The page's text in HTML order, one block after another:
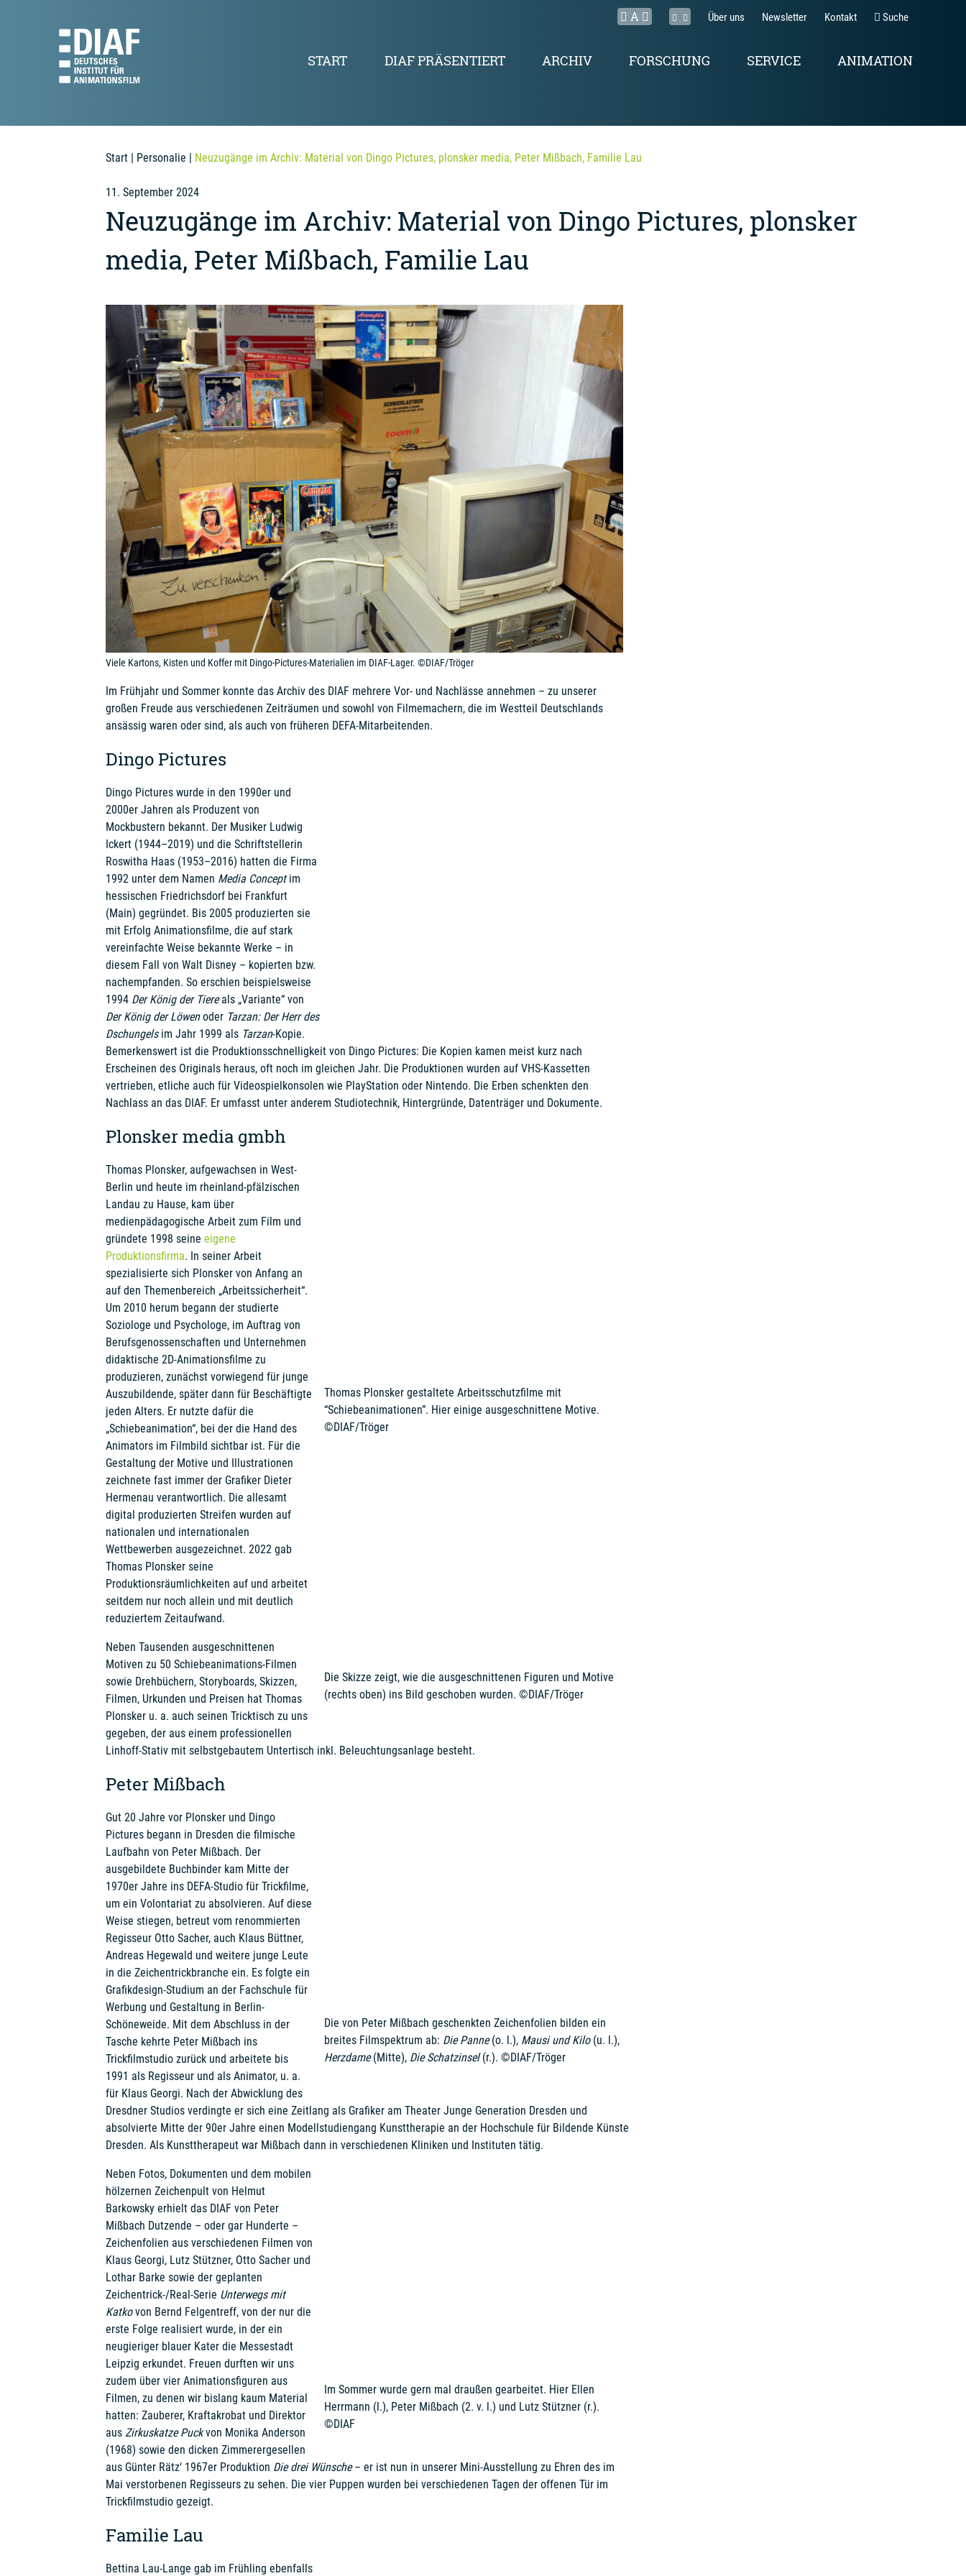
A Über uns Newsletter Kontakt Suche
START DIAF PRÄSENTIERT ARCHIV FORSCHUNG SERVICE ANIMATION
Start | Personalie | Neuzugänge im Archiv: Material von Dingo Pictures, plonsker media, Peter Mißbach, Familie Lau
11. September 2024
Neuzugänge im Archiv: Material von Dingo Pictures, plonsker
media, Peter Mißbach, Familie Lau
Viele Kartons, Kisten und Koffer mit Dingo-Pictures-Materialien im DIAF-Lager. ©DIAF/Tröger
Im Frühjahr und Sommer konnte das Archiv des DIAF mehrere Vor- und Nachlässe annehmen – zu unserer
großen Freude aus verschiedenen Zeiträumen und sowohl von Filmemachern, die im Westteil Deutschlands
ansässig waren oder sind, als auch von früheren DEFA-Mitarbeitenden.
Dingo Pictures
Dingo Pictures wurde in den 1990er und
2000er Jahren als Produzent von
Mockbustern bekannt. Der Musiker Ludwig
Ickert (1944–2019) und die Schriftstellerin
Roswitha Haas (1953–2016) hatten die Firma
1992 unter dem Namen Media Conceptim
hessischen Friedrichsdorf bei Frankfurt
(Main) gegründet. Bis 2005 produzierten sie
mit Erfolg Animationsfilme, die auf stark
vereinfachte Weise bekannte Werke – in
diesem Fall von Walt Disney – kopierten bzw.
nachempfanden. So erschien beispielsweise
1994 Der König der Tiereals „Variante“ von
Der König der Löwenoder Tarzan: Der Herr des
Dschungelsim Jahr 1999 als Tarzan-Kopie.
Bemerkenswert ist die Produktionsschnelligkeit von Dingo Pictures: Die Kopien kamen meist kurz nach
Erscheinen des Originals heraus, oft noch im gleichen Jahr. Die Produktionen wurden auf VHS-Kassetten
vertrieben, etliche auch für Videospielkonsolen wie PlayStation oder Nintendo. Die Erben schenkten den
Nachlass an das DIAF. Er umfasst unter anderem Studiotechnik, Hintergründe, Datenträger und Dokumente.
Plonsker media gmbh
Thomas Plonsker gestaltete Arbeitsschutzfilme mit
“Schiebeanimationen”. Hier einige ausgeschnittene Motive.
©DIAF/Tröger
Die Skizze zeigt, wie die ausgeschnittenen Figuren und Motive
(rechts oben) ins Bild geschoben wurden. ©DIAF/Tröger
Thomas Plonsker, aufgewachsen in West-
Berlin und heute im rheinland-pfälzischen
Landau zu Hause, kam über
medienpädagogische Arbeit zum Film und
gründete 1998 seine eigene
Produktionsfirma. In seiner Arbeit
spezialisierte sich Plonsker von Anfang an
auf den Themenbereich „Arbeitssicherheit“.
Um 2010 herum begann der studierte
Soziologe und Psychologe, im Auftrag von
Berufsgenossenschaften und Unternehmen
didaktische 2D-Animationsfilme zu
produzieren, zunächst vorwiegend für junge
Auszubildende, später dann für Beschäftigte
jeden Alters. Er nutzte dafür die
„Schiebeanimation“, bei der die Hand des
Animators im Filmbild sichtbar ist. Für die
Gestaltung der Motive und Illustrationen
zeichnete fast immer der Grafiker Dieter
Hermenau verantwortlich. Die allesamt
digital produzierten Streifen wurden auf
nationalen und internationalen
Wettbewerben ausgezeichnet. 2022 gab
Thomas Plonsker seine
Produktionsräumlichkeiten auf und arbeitet
seitdem nur noch allein und mit deutlich
reduziertem Zeitaufwand.
Neben Tausenden ausgeschnittenen
Motiven zu 50 Schiebeanimations-Filmen
sowie Drehbüchern, Storyboards, Skizzen,
Filmen, Urkunden und Preisen hat Thomas
Plonsker u. a. auch seinen Tricktisch zu uns
gegeben, der aus einem professionellen
Linhoff-Stativ mit selbstgebautem Untertisch inkl. Beleuchtungsanlage besteht.
Peter Mißbach
Die von Peter Mißbach geschenkten Zeichenfolien bilden ein
breites Filmspektrum ab: Die Panne(o. l.), Mausi und Kilo(u. l.),
Herzdame(Mitte), Die Schatzinsel(r.). ©DIAF/Tröger
Gut 20 Jahre vor Plonsker und Dingo
Pictures begann in Dresden die filmische
Laufbahn von Peter Mißbach. Der
ausgebildete Buchbinder kam Mitte der
1970er Jahre ins DEFA-Studio für Trickfilme,
um ein Volontariat zu absolvieren. Auf diese
Weise stiegen, betreut vom renommierten
Regisseur Otto Sacher, auch Klaus Büttner,
Andreas Hegewald und weitere junge Leute
in die Zeichentrickbranche ein. Es folgte ein
Grafikdesign-Studium an der Fachschule für
Werbung und Gestaltung in Berlin-
Schöneweide. Mit dem Abschluss in der
Tasche kehrte Peter Mißbach ins
Trickfilmstudio zurück und arbeitete bis
1991 als Regisseur und als Animator, u. a.
für Klaus Georgi. Nach der Abwicklung des
Dresdner Studios verdingte er sich eine Zeitlang als Grafiker am Theater Junge Generation Dresden und
absolvierte Mitte der 90er Jahre einen Modellstudiengang Kunsttherapie an der Hochschule für Bildende Künste
Dresden. Als Kunsttherapeut war Mißbach dann in verschiedenen Kliniken und Instituten tätig.
Im Sommer wurde gern mal draußen gearbeitet. Hier Ellen
Herrmann (l.), Peter Mißbach (2. v. l.) und Lutz Stützner (r.).
©DIAF
Neben Fotos, Dokumenten und dem mobilen
hölzernen Zeichenpult von Helmut
Barkowsky erhielt das DIAF von Peter
Mißbach Dutzende – oder gar Hunderte –
Zeichenfolien aus verschiedenen Filmen von
Klaus Georgi, Lutz Stützner, Otto Sacher und
Lothar Barke sowie der geplanten
Zeichentrick-/Real-Serie Unterwegs mit
Katkovon Bernd Felgentreff, von der nur die
erste Folge realisiert wurde, in der ein
neugieriger blauer Kater die Messestadt
Leipzig erkundet. Freuen durften wir uns
zudem über vier Animationsfiguren aus
Filmen, zu denen wir bislang kaum Material
hatten: Zauberer, Kraftakrobat und Direktor
aus Zirkuskatze Puckvon Monika Anderson
(1968) sowie den dicken Zimmerergesellen
aus Günter Rätz‘ 1967er Produktion Die drei Wünsche– er ist nun in unserer Mini-Ausstellung zu Ehren des im
Mai verstorbenen Regisseurs zu sehen. Die vier Puppen wurden bei verschiedenen Tagen der offenen Tür im
Trickfilmstudio gezeigt.
Familie Lau
Bettina Lau-Lange gab im Frühling ebenfalls